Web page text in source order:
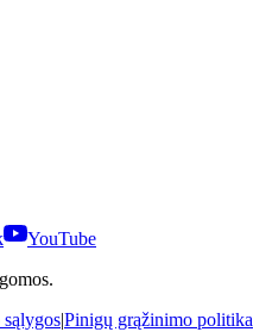
YouTube
|Pinigų grąžinimo politika